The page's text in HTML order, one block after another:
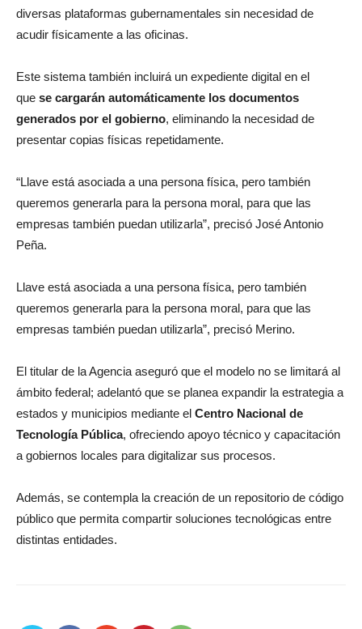
diversas plataformas gubernamentales sin necesidad de
acudir físicamente a las oficinas.
Este sistema también incluirá un expediente digital en el
que se cargarán automáticamente los documentos
generados por el gobierno, eliminando la necesidad de
presentar copias físicas repetidamente.
“Llave está asociada a una persona física, pero también
queremos generarla para la persona moral, para que las
empresas también puedan utilizarla”, precisó José Antonio
Peña.
Llave está asociada a una persona física, pero también
queremos generarla para la persona moral, para que las
empresas también puedan utilizarla”, precisó Merino.
El titular de la Agencia aseguró que el modelo no se limitará al
ámbito federal; adelantó que se planea expandir la estrategia a
estados y municipios mediante el Centro Nacional de
Tecnología Pública, ofreciendo apoyo técnico y capacitación
a gobiernos locales para digitalizar sus procesos.
Además, se contempla la creación de un repositorio de código
público que permita compartir soluciones tecnológicas entre
distintas entidades.